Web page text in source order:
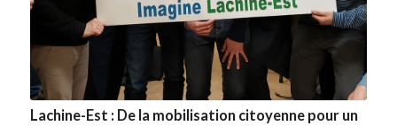
Lachine-Est : De la mobilisation citoyenne pour un